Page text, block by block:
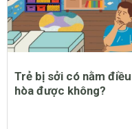
Trẻ bị sởi có nằm điều
hòa được không?